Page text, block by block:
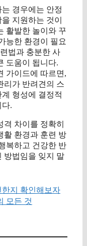
경우에는 안정
지원하는 것이
활발한 놀이와 꾸
능한 환경이 필요
법과 충분한 사
도움이 됩니다.
가이드에 따르면,
리가 반려견의 스
형성에 결정적
.
차이를 정확히
활 환경과 훈련 방
복하고 건강한 반
방법임을 잊지 말
지 확인해보자
모든 것